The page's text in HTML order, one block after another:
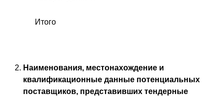
Итого
Наименования, местонахождение и
квалификационные данные потенциальных
поставщиков, представивших тендерные